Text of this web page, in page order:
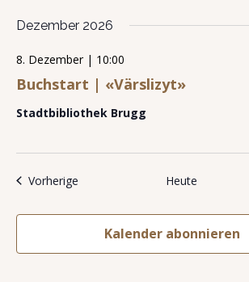
n
g
t
i
o
t
n
-
N
v
t
n
Dezember 2026
Buchstart | «Värslizyt»
8. Dezember | 10:00
Stadtbibliothek Brugg
VorherigeVeranstaltungen Heute
Kalender abonnieren